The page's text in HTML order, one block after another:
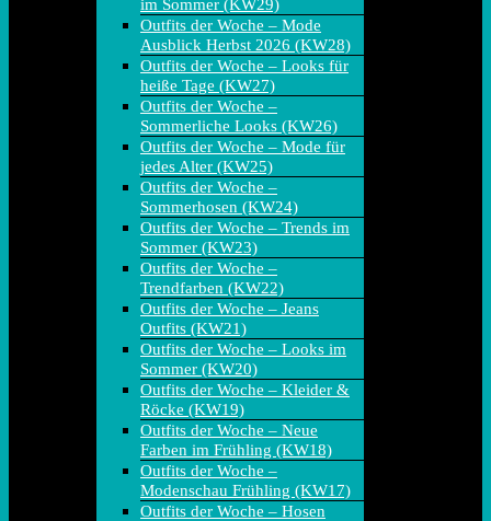
im Sommer (KW29)
Outfits der Woche – Mode
Ausblick Herbst 2026 (KW28)
Outfits der Woche – Looks für
heiße Tage (KW27)
Outfits der Woche –
Sommerliche Looks (KW26)
Outfits der Woche – Mode für
jedes Alter (KW25)
Outfits der Woche –
Sommerhosen (KW24)
Outfits der Woche – Trends im
Sommer (KW23)
Outfits der Woche –
Trendfarben (KW22)
Outfits der Woche – Jeans
Outfits (KW21)
Outfits der Woche – Looks im
Sommer (KW20)
Outfits der Woche – Kleider &
Röcke (KW19)
Outfits der Woche – Neue
Farben im Frühling (KW18)
Outfits der Woche –
Modenschau Frühling (KW17)
Outfits der Woche – Hosen